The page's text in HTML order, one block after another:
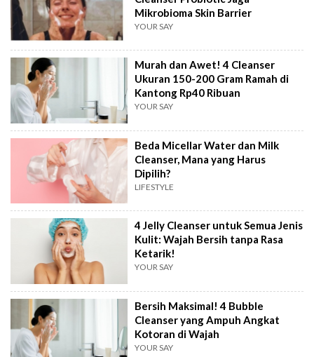
Mikrobioma Skin Barrier
YOUR SAY
Murah dan Awet! 4 Cleanser
Ukuran 150-200 Gram Ramah di
Kantong Rp40 Ribuan
YOUR SAY
Beda Micellar Water dan Milk
Cleanser, Mana yang Harus
Dipilih?
LIFESTYLE
4 Jelly Cleanser untuk Semua Jenis
Kulit: Wajah Bersih tanpa Rasa
Ketarik!
YOUR SAY
Bersih Maksimal! 4 Bubble
Cleanser yang Ampuh Angkat
Kotoran di Wajah
YOUR SAY